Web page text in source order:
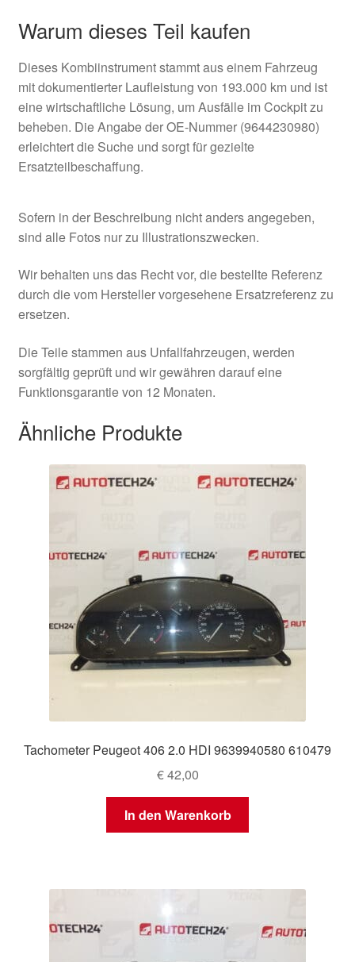
Warum dieses Teil kaufen
Dieses Kombiinstrument stammt aus einem Fahrzeug
mit dokumentierter Laufleistung von 193.000 km und ist
eine wirtschaftliche Lösung, um Ausfälle im Cockpit zu
beheben. Die Angabe der OE-Nummer (9644230980)
erleichtert die Suche und sorgt für gezielte
Ersatzteilbeschaffung.
Sofern in der Beschreibung nicht anders angegeben,
sind alle Fotos nur zu Illustrationszwecken.
Wir behalten uns das Recht vor, die bestellte Referenz
durch die vom Hersteller vorgesehene Ersatzreferenz zu
ersetzen.
Die Teile stammen aus Unfallfahrzeugen, werden
sorgfältig geprüft und wir gewähren darauf eine
Funktionsgarantie von 12 Monaten.
Ähnliche Produkte
Tachometer Peugeot 406 2.0 HDI 9639940580 610479
€42,00
In den Warenkorb